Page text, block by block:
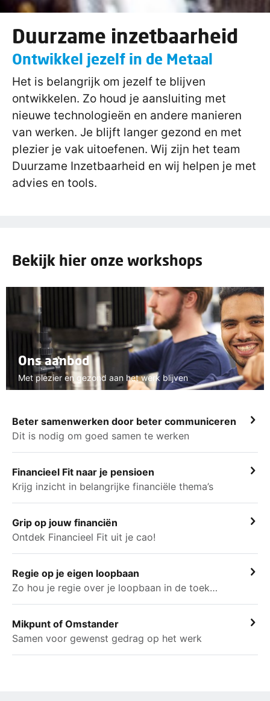
Duurzame inzetbaarheid
Ontwikkel jezelf in de Metaal
Het is belangrijk om jezelf te blijven
ontwikkelen. Zo houd je aansluiting met
nieuwe technologieën en andere manieren
van werken. Je blijft langer gezond en met
plezier je vak uitoefenen. Wij zijn het team
Duurzame Inzetbaarheid en wij helpen je met
advies en tools.
Bekijk hier onze workshops
Ons aanbod
Met plezier en gezond aan het werk blijven
Beter samenwerken door beter communiceren
Dit is nodig om goed samen te werken
Financieel Fit naar je pensioen
Krijg inzicht in belangrijke financiële thema’s
Grip op jouw financiën
Ontdek Financieel Fit uit je cao!
Regie op je eigen loopbaan
Zo hou je regie over je loopbaan in de toekomst
Mikpunt of Omstander
Samen voor gewenst gedrag op het werk